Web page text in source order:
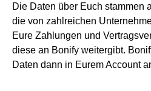
Die Daten über Euch stammen
die von zahlreichen
Eure Zahlungen und
diese an Bonify weitergibt.
Daten dann in Eurem Account